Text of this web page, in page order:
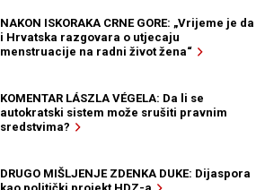
NAKON ISKORAKA CRNE GORE: „Vrijeme je da
i Hrvatska razgovara o utjecaju
menstruacije na radni život žena“
KOMENTAR LÁSZLA VÉGELA: Da li se
autokratski sistem može srušiti pravnim
sredstvima?
DRUGO MIŠLJENJE ZDENKA DUKE: Dijaspora